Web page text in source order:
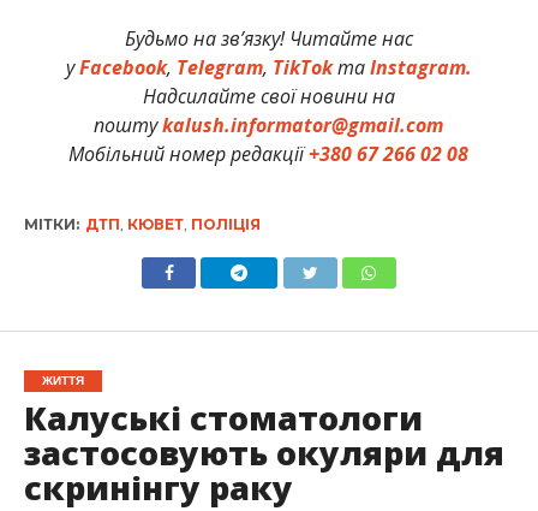
Будьмо на зв’язку! Читайте нас
уFacebook, Telegram, TikTokтаInstagram.
Надсилайте свої новини на
поштуkalush.informator@gmail.com
Мобільний номер редакції+380 67 266 02 08
МІТКИ: ДТП КЮВЕТ, ПОЛІЦІЯ
ЖИТТЯ
Калуські стоматологи
застосовують окуляри для
скринінгу раку